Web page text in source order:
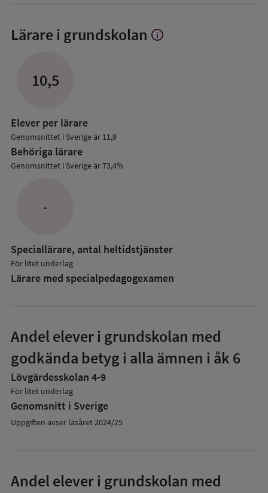
Lärare i grundskolan Visa
info
10,5
Elever per lärare
Genomsnittet i Sverige är 11,9
Behöriga lärare
Genomsnittet i Sverige är 73,4%
-
Speciallärare, antal heltidstjänster
För litet underlag
Lärare med specialpedagog­examen
Andel elever i grundskolan med
godkända betyg i alla ämnen i åk 6
Lövgärdesskolan 4-9
För litet underlag
Genomsnitt i Sverige
Uppgiften avser läsåret 2024/25
Andel elever i grundskolan med